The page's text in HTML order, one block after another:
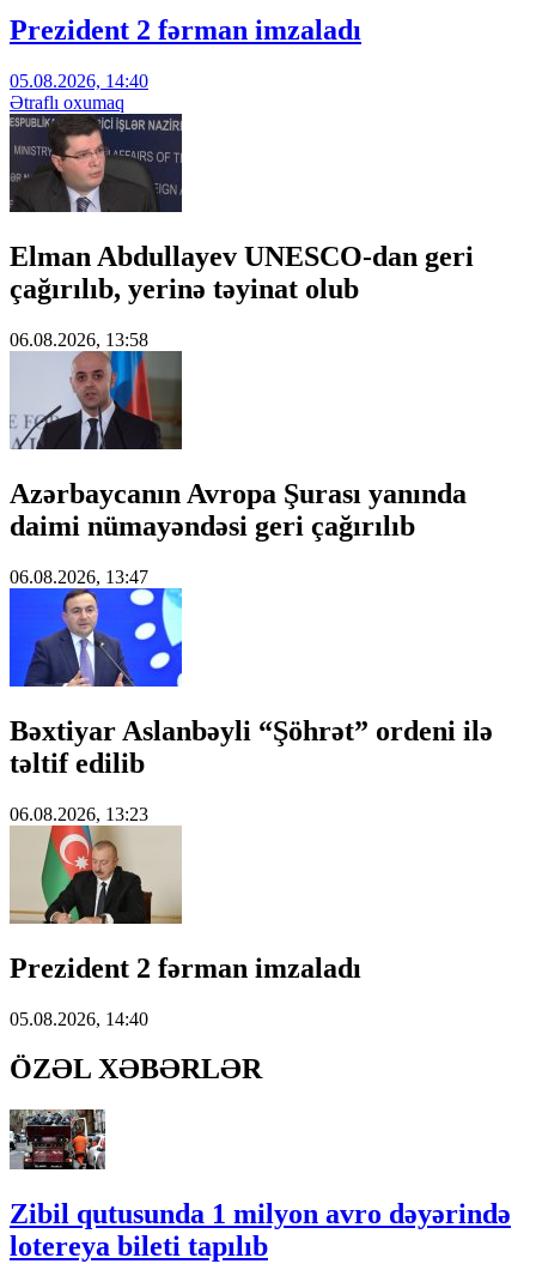
Prezident 2 fərman imzaladı
05.08.2026, 14:40
Ətraflı oxumaq
Elman Abdullayev UNESCO-dan geri
çağırılıb, yerinə təyinat olub
06.08.2026, 13:58
Azərbaycanın Avropa Şurası yanında
daimi nümayəndəsi geri çağırılıb
06.08.2026, 13:47
Bəxtiyar Aslanbəyli “Şöhrət” ordeni ilə
təltif edilib
06.08.2026, 13:23
Prezident 2 fərman imzaladı
05.08.2026, 14:40
ÖZƏL XƏBƏRLƏR
Zibil qutusunda 1 milyon avro dəyərində
lotereya bileti tapılıb